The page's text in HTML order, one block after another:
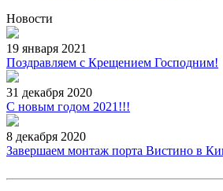
Новости
19 января 2021
Поздравляем с Крещением Господним!
31 декабря 2020
С новым годом 2021!!!
8 декабря 2020
Завершаем монтаж порта Вистино в